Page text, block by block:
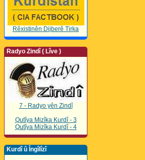
Rêxistinên Dijberê Tirka
Radyo Zindî ( Lîve )
7 - Radyo yên Zindî
Qutîya Mizîka Kurdî - 3
Qutîya Mizîka Kurdî - 4
Kurdî û Îngîlîzî